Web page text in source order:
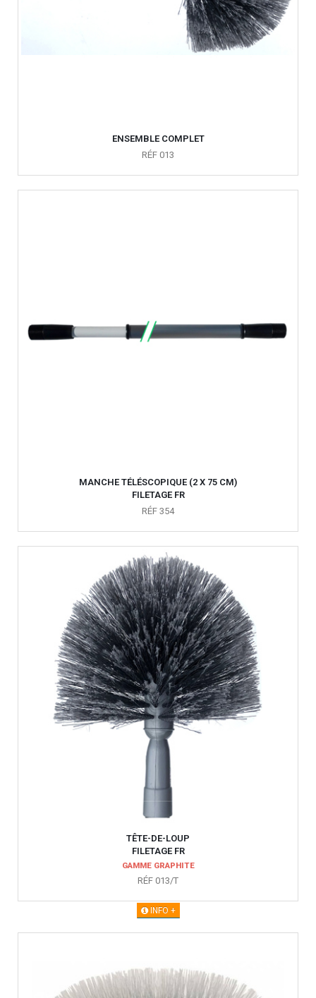
ENSEMBLE COMPLET
RÉF 013
MANCHE TÉLÉSCOPIQUE (2 X 75 CM)
FILETAGE FR
RÉF 354
TÊTE-DE-LOUP
FILETAGE FR
GAMME GRAPHITE
RÉF 013/T
INFO +